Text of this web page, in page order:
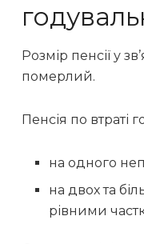
Розмір пенсії у
померлий.
Пенсія по втраті
на одного
на двох та
рівними